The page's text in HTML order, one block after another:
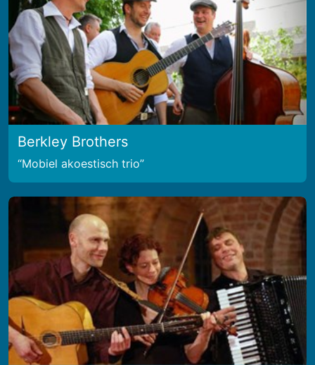
Berkley Brothers
Mobiel akoestisch trio